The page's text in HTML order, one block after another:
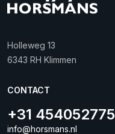
Holleweg 13
6343 RH Klimmen
CONTACT
+31 454052775
info@horsmans.nl